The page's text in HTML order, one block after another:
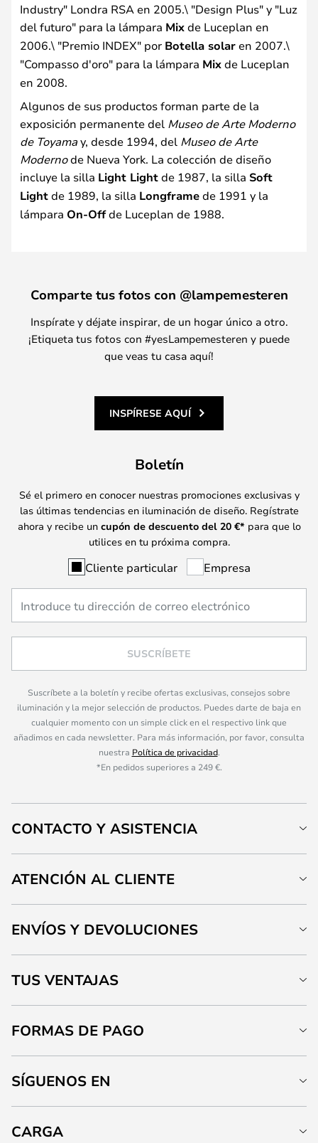
Industry" Londra RSA en 2005.\ "Design Plus" y "Luz
del futuro" para la lámpara Mixde Luceplan en
2006.\ "Premio INDEX" por Botella solaren 2007.\
"Compasso d'oro" para la lámpara Mixde Luceplan
en 2008.
Algunos de sus productos forman parte de la
exposición permanente del Museo de Arte Moderno
de Toyamay, desde 1994, del Museo de Arte
Modernode Nueva York. La colección de diseño
incluye la silla Light Lightde 1987, la silla Soft
Lightde 1989, la silla Longframede 1991 y la
lámpara On-Offde Luceplan de 1988.
Comparte tus fotos con @lampemesteren
Inspírate y déjate inspirar, de un hogar único a otro.
¡Etiqueta tus fotos con #yesLampemesteren y puede
que veas tu casa aquí!
INSPÍRESE AQUÍ
Boletín
Sé el primero en conocer nuestras promociones exclusivas y
las últimas tendencias en iluminación de diseño. Regístrate
ahora y recibe un cupón de descuento del 20 €* para que lo
utilices en tu próxima compra.
Cliente particular Empresa
SUSCRÍBETE
Suscríbete a la boletín y recibe ofertas exclusivas, consejos sobre
iluminación y la mejor selección de productos. Puedes darte de baja en
cualquier momento con un simple click en el respectivo link que
añadimos en cada newsletter. Para más información, por favor, consulta
nuestra Política de privacidad.
*En pedidos superiores a 249 €.
CONTACTO Y ASISTENCIA
ATENCIÓN AL CLIENTE
ENVÍOS Y DEVOLUCIONES
TUS VENTAJAS
FORMAS DE PAGO
SÍGUENOS EN
CARGA